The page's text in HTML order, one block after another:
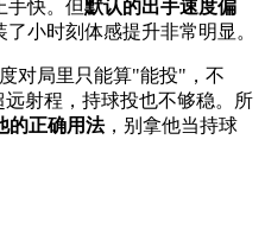
手快。但默认的出手速度偏
小时刻体感提升非常明显。
对局里只能算"能投"，不
射程，持球投也不够稳。所
的正确用法，别拿他当持球